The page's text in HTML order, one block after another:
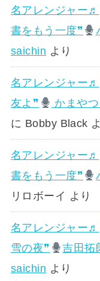
名アレンジャー♬
書をもう一度❞
saichin より
名アレンジャー♬
友よ❞
かまや
に Bobby Black
名アレンジャー♬
書をもう一度❞
リロボーイ より
名アレンジャー♬
雪の夜❞
吉田拓
saichin より